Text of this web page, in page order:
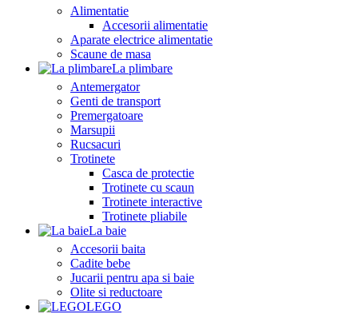
Alimentatie
Accesorii alimentatie
Aparate electrice alimentatie
Scaune de masa
La plimbare
Antemergator
Genti de transport
Premergatoare
Marsupii
Rucsacuri
Trotinete
Casca de protectie
Trotinete cu scaun
Trotinete interactive
Trotinete pliabile
La baie
Accesorii baita
Cadite bebe
Jucarii pentru apa si baie
Olite si reductoare
LEGO